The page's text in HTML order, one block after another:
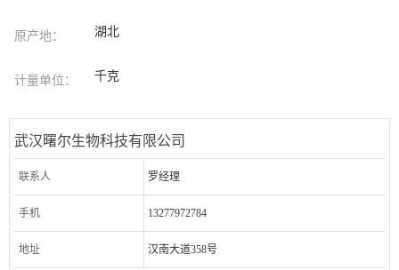
原产地： 湖北
计量单位： 千克
武汉曙尔生物科技有限公司
联系人 罗经理
手机 13277972784
地址 汉南大道358号